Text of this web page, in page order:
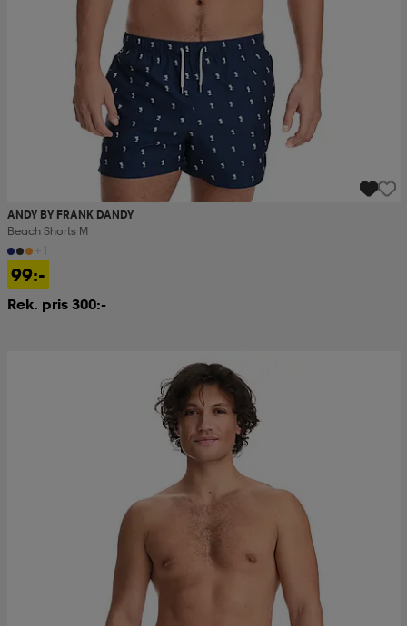
ANDY BY FRANK DANDY
Beach Shorts M
99:-
Rek. pris 300:-